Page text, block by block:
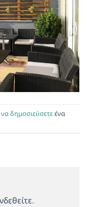
να δημοσιεύσετεένα
.